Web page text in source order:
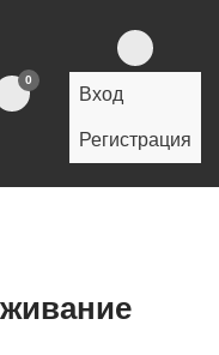
0
Вход
Регистрация